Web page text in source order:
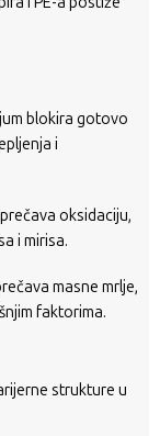
blokira gotovo
i
oksidaciju,
i mirisa.
masne mrlje,
faktorima.
strukture u